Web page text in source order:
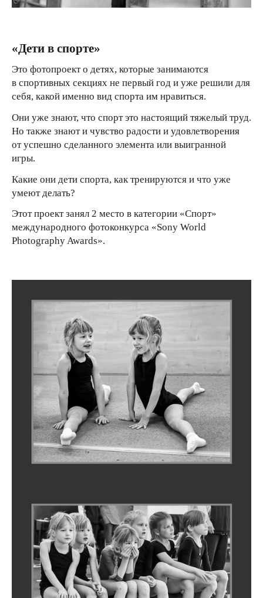
«Дети в спорте»
Это фотопроект о детях, которые занимаются
в спортивных секциях не первый год и уже решили для
себя, какой именно вид спорта им нравиться.
Они уже знают, что спорт это настоящий тяжелый труд.
Но также знают и чувство радости и удовлетворения
от успешно сделанного элемента или выигранной
игры.
Какие они дети спорта, как тренируются и что уже
умеют делать?
Этот проект занял 2 место в категории «Спорт»
международного фотоконкурса «Sony World
Photography Awards».